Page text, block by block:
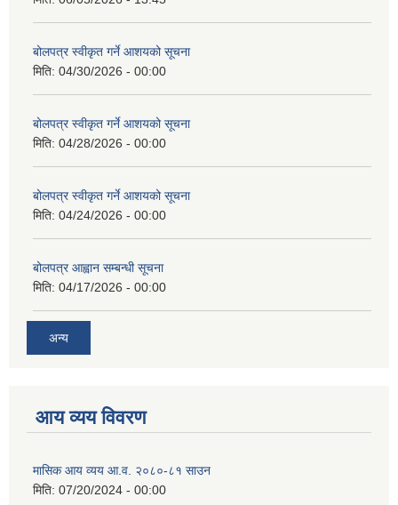
बोलपत्र स्वीकृत गर्ने आशयको सूचना
मिति: 04/30/2026 - 00:00
बोलपत्र स्वीकृत गर्ने आशयको सूचना
मिति: 04/28/2026 - 00:00
बोलपत्र स्वीकृत गर्ने आशयको सूचना
मिति: 04/24/2026 - 00:00
बोलपत्र आह्वान सम्बन्धी सूचना
मिति: 04/17/2026 - 00:00
अन्य
आय व्यय विवरण
मासिक आय व्यय आ.व. २०८०-८१ साउन
मिति: 07/20/2024 - 00:00